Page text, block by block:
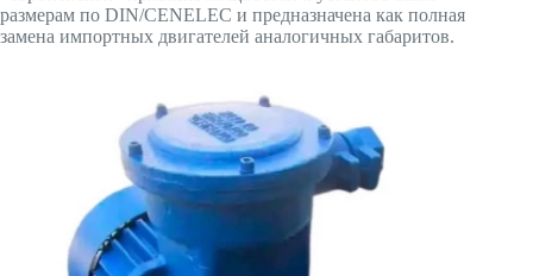
размерам по DIN/CENELEC и предназначена как полная
замена импортных двигателей аналогичных габаритов.